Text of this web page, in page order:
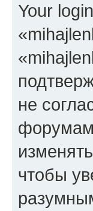
Your
не
чтобы